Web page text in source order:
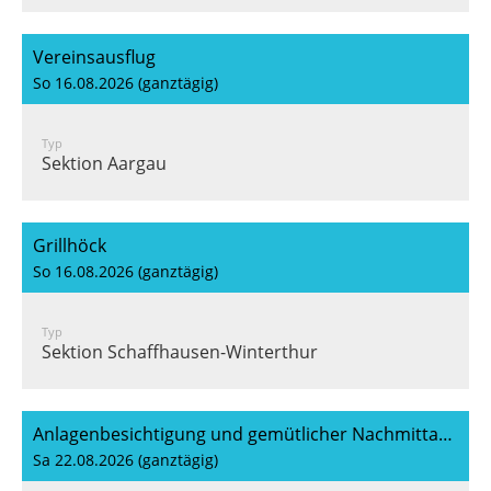
Vereinsausflug
So 16.08.2026 (ganztägig)
Typ
Sektion Aargau
Grillhöck
So 16.08.2026 (ganztägig)
Typ
Sektion Schaffhausen-Winterthur
Anlagenbesichtigung und gemütlicher Nachmittag unter Schildkrötenfreunden
Sa 22.08.2026 (ganztägig)